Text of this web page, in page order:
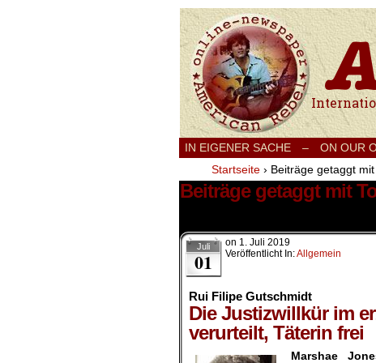
Internationale
IN EIGENER SACHE – ON OUR
Startseite › Beiträge getaggt
Beiträge getaggt mit
Juli
01
on 1. Juli 2019
Veröffentlicht In:Allgemein
Rui Filipe Gutschmidt
Die Justizwillkür im
verurteilt, Täterin frei
Marshae